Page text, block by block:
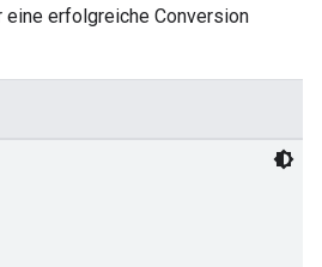
erfolgreiche Conversion